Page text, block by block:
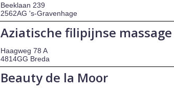
Beeklaan 239
2562AG 's-Gravenhage
Aziatische filipijnse massage
Haagweg 78 A
4814GG Breda
Beauty de la Moor